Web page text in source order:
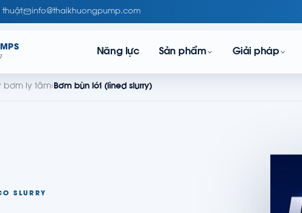
thuật info@thaikhuongpump.com
Năng lực Sản phẩm Giải pháp
bơm ly tâm›Bơm bùn lót (lined slurry)
SLURRY